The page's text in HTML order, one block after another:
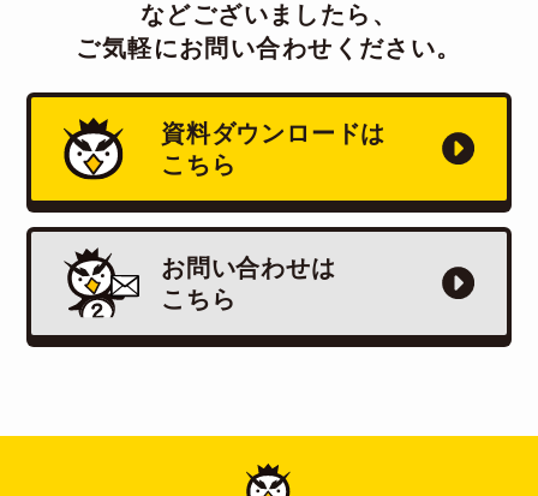
などございましたら、
ご気軽にお問い合わせください。
資料ダウンロードは
こちら
お問い合わせは
こちら